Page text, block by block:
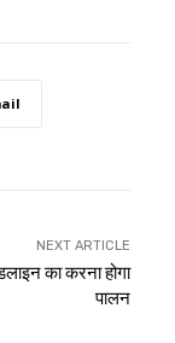
NEXT ARTICLE
का करना होगा
पालन